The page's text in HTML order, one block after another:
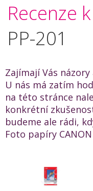
Recenze k
PP-201
Zajímají Vás názory
U nás má zatím
na této stránce
konkrétní
budeme ale rádi,
Foto papíry CANON